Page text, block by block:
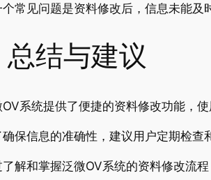
个常见问题是资料修改后，信息未能及
总结与建议
系统提供了便捷的资料修改功能，
确保信息的准确性，建议用户定期检查
了解和掌握泛微OV系统的资料修改流